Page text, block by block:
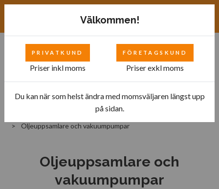
Utrustning för garage och bensinstationer
Oljeuppsamlare och vakuumpumpar
Oljeuppsamlare och
vakuumpumpar
Välkommen!
PRIVATKUND
Priser inkl moms
FÖRETAGSKUND
Priser exkl moms
Du kan när som helst ändra med momsväljaren längst upp
på sidan.